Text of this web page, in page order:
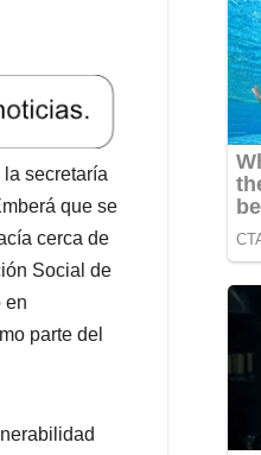
secretaría
que se
cerca de
Social de
en
parte del